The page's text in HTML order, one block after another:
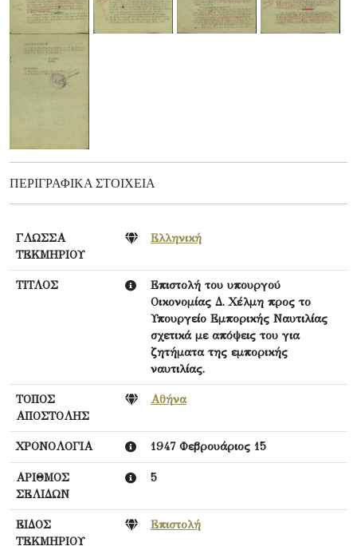
ΠΕΡΙΓΡΑΦΙΚΆ ΣΤΟΙΧΕΊΑ
ΓΛΩΣΣΑ
ΤΕΚΜΗΡΙΟΥ
Ελληνική
ΤΙΤΛΟΣ
Επιστολή του υπουργού
Οικονομίας Δ. Χέλμη προς το
Υπουργείο Εμπορικής Ναυτιλίας
σχετικά με απόψεις του για
ζητήματα της εμπορικής
ναυτιλίας.
ΤΟΠΟΣ
ΑΠΟΣΤΟΛΗΣ
Αθήνα
ΧΡΟΝΟΛΟΓΙΑ 1947 Φεβρουάριος 15
ΑΡΙΘΜΟΣ
ΣΕΛΙΔΩΝ
5
ΕΙΔΟΣ
ΤΕΚΜΗΡΙΟΥ
Επιστολή